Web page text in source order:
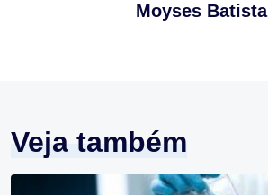
Moyses Batista
Veja também